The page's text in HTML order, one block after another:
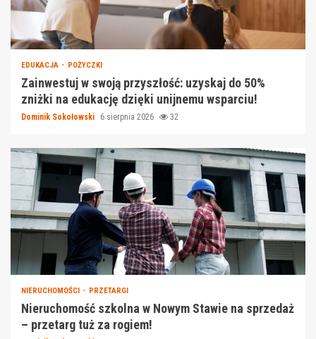
EDUKACJA POŻYCZKI
Zainwestuj w swoją przyszłość: uzyskaj do 50%
zniżki na edukację dzięki unijnemu wsparciu!
Dominik Sokołowski 6 sierpnia 2026 32
NIERUCHOMOŚCI PRZETARGI
Nieruchomość szkolna w Nowym Stawie na sprzedaż
– przetarg tuż za rogiem!